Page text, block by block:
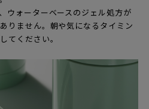
ウォーターベースのジェル処方が
りません。朝や気になるタイミン
てください。